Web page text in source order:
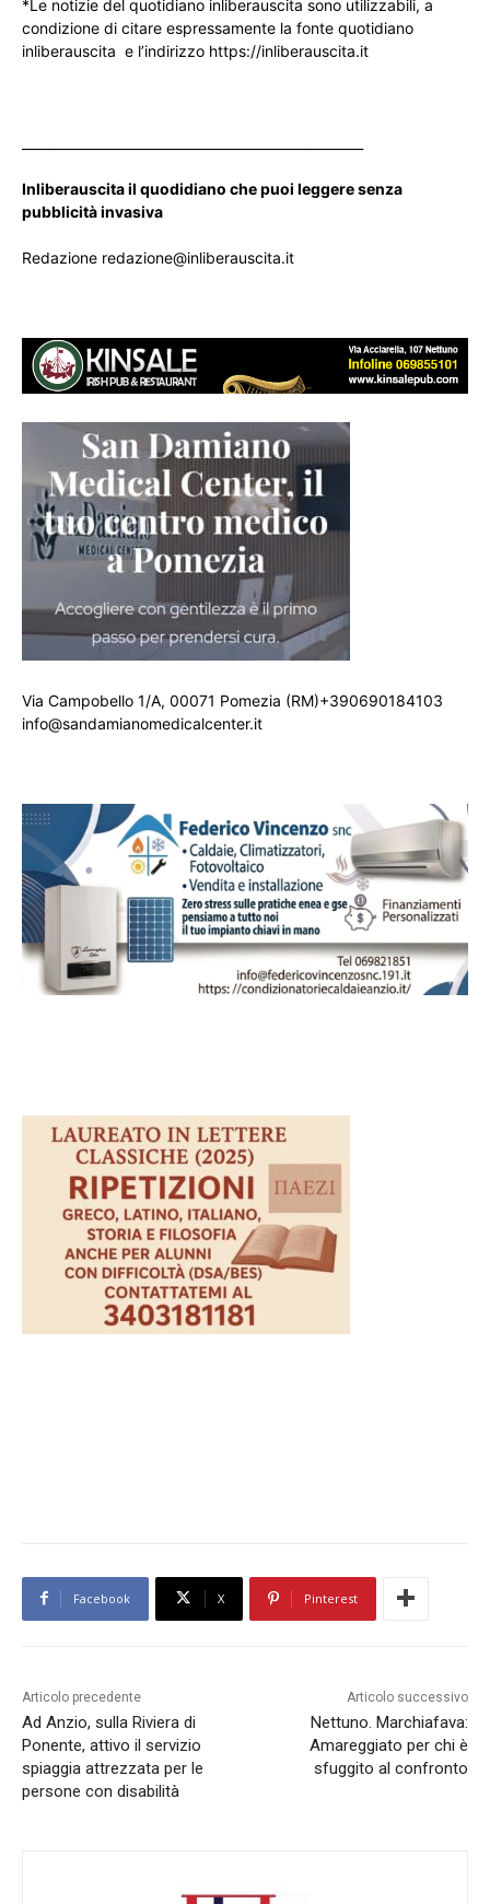
*Le notizie del quotidiano inliberauscita sono utilizzabili, a
condizione di citare espressamente la fonte quotidiano
inliberauscita e l’indirizzo https://inliberauscita.it
Inliberauscita il quodidiano che puoi leggere senza
pubblicità invasiva
Redazione redazione@inliberauscita.it
Via Campobello 1/A, 00071 Pomezia (RM)+390690184103
info@sandamianomedicalcenter.it
Facebook X Pinterest
Articolo precedente
Ad Anzio, sulla Riviera di
Ponente, attivo il servizio
spiaggia attrezzata per le
persone con disabilità
Articolo successivo
Nettuno. Marchiafava:
Amareggiato per chi è
sfuggito al confronto